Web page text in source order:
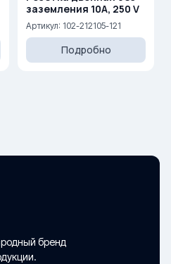
заземления 10A, 250 V
Артикул: 102-212105-121
Подробно
бренд